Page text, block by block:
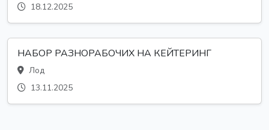
18.12.2025
НАБОР РАЗНОРАБОЧИХ НА КЕЙТЕРИНГ
Лод
13.11.2025